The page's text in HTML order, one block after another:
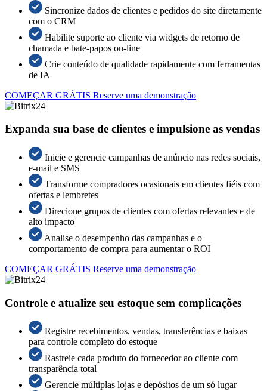
Sincronize dados de clientes e pedidos do site diretamente
com o CRM
Habilite suporte ao cliente via widgets de retorno de
chamada e bate-papos on-line
Crie conteúdo de qualidade rapidamente com ferramentas
de IA
COMEÇAR GRÁTIS Reserve uma demonstração
Expanda sua base de clientes e impulsione as vendas
Inicie e gerencie campanhas de anúncio nas redes sociais,
e-mail e SMS
Transforme compradores ocasionais em clientes fiéis com
ofertas e lembretes
Direcione grupos de clientes com ofertas relevantes e de
alto impacto
Analise o desempenho das campanhas e o
comportamento de compra para aumentar o ROI
COMEÇAR GRÁTIS Reserve uma demonstração
Controle e atualize seu estoque sem complicações
Registre recebimentos, vendas, transferências e baixas
para controle completo do estoque
Rastreie cada produto do fornecedor ao cliente com
transparência total
Gerencie múltiplas lojas e depósitos de um só lugar